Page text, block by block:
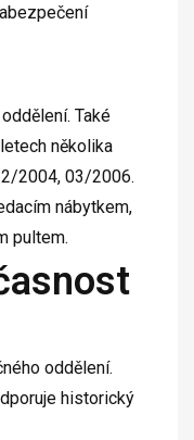
Také
několika
2004, 03/2006.
nábytkem,
pultem.
oddělení.
historický